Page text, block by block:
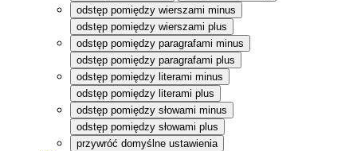
odstęp pomiędzy wierszami minus
odstęp pomiędzy wierszami plus
odstęp pomiędzy paragrafami minus
odstęp pomiędzy paragrafami plus
odstęp pomiędzy literami minus
odstęp pomiędzy literami plus
odstęp pomiędzy słowami minus
odstęp pomiędzy słowami plus
przywróć domyślne ustawienia